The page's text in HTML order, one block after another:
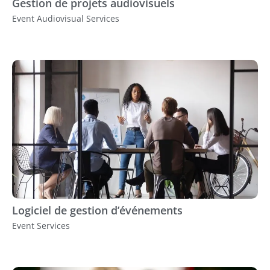
Gestion de projets audiovisuels
Event Audiovisual Services
Logiciel de gestion d’événements
Event Services